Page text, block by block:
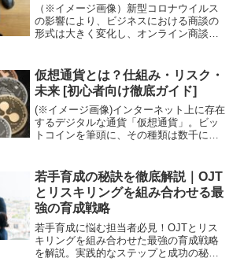
（※イメージ画像）新型コロナウイルス
の影響により、ビジネスにおける商談の
形式は大きく変化し、オンライン商談が
か成約に繋がらない」「相手の反応が掴
みにくい」と感じている方...
仮想通貨とは？仕組み・リスク・
未来 [初心者向け徹底ガイド]
(※イメージ画像)インターネット上に存在
するデジタルな通貨「仮想通貨」。ビッ
トコインを筆頭に、その種類は数千にも
する人もいます。しかし、その根底にあ
るブロックチェーン技...
若手育成の秘訣を徹底解説｜OJT
とリスキリングを組み合わせる最
強の育成戦略
若手育成に悩む担当者必見！OJTとリス
キリングを組み合わせた最強の育成戦略
を解説。実践的なステップと成功の秘訣